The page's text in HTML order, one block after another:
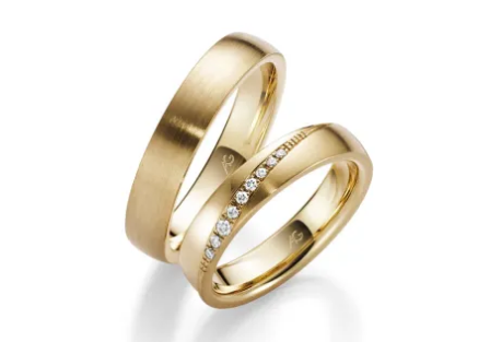
ROLEX
UHREN
SCHMUCK
HOCHZEIT